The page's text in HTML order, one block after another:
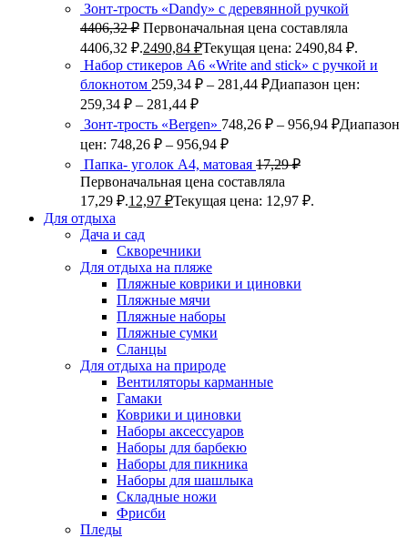
Зонт-трость «Dandy» с деревянной ручкой
4406,32₽ Первоначальная цена составляла
4406,32 ₽.2490,84 ₽Текущая цена: 2490,84 ₽.
Набор стикеров А6 «Write and stick» с ручкой и
блокнотом 259,34 ₽ – 281,44 ₽Диапазон цен:
259,34 ₽ – 281,44 ₽
Зонт-трость «Bergen» 748,26 ₽ – 956,94 ₽Диапазон
цен: 748,26 ₽ – 956,94 ₽
Папка- уголок А4, матовая 17,29₽
Первоначальная цена составляла
17,29 ₽.12,97 ₽Текущая цена: 12,97 ₽.
Для отдыха
Дача и сад
Скворечники
Для отдыха на пляже
Пляжные коврики и циновки
Пляжные мячи
Пляжные наборы
Пляжные сумки
Сланцы
Для отдыха на природе
Вентиляторы карманные
Гамаки
Коврики и циновки
Наборы аксессуаров
Наборы для барбекю
Наборы для пикника
Наборы для шашлыка
Складные ножи
Фрисби
Пледы